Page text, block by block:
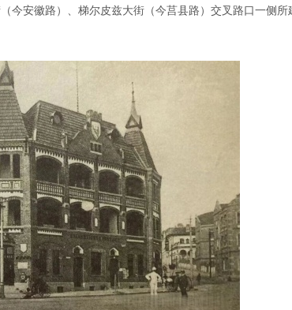
今安徽路）、梯尔皮兹大街（今莒县路）交叉路口一侧所